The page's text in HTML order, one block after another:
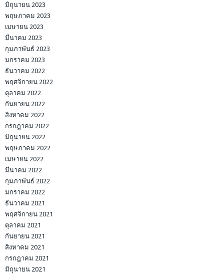
มิถุนายน 2023
พฤษภาคม 2023
เมษายน 2023
มีนาคม 2023
กุมภาพันธ์ 2023
มกราคม 2023
ธันวาคม 2022
พฤศจิกายน 2022
ตุลาคม 2022
กันยายน 2022
สิงหาคม 2022
กรกฎาคม 2022
มิถุนายน 2022
พฤษภาคม 2022
เมษายน 2022
มีนาคม 2022
กุมภาพันธ์ 2022
มกราคม 2022
ธันวาคม 2021
พฤศจิกายน 2021
ตุลาคม 2021
กันยายน 2021
สิงหาคม 2021
กรกฎาคม 2021
มิถุนายน 2021